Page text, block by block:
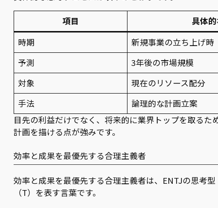
項目
具体
時期
新規事業の立ち上げ時
予測
3年後の市場規模
対象
現在のリソース配分
手法
論理的な計画立案
目先の利益だけでなく、将来的に業界トップを取るた
計画を描ける点が強みです。
効率と成果を最優先する合理主義者
効率と成果を最優先する合理主義者は、ENTJの思考型
（T）を表す言葉です。